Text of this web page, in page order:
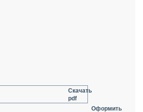
Скачать
pdf
Оформить